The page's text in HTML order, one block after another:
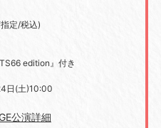
定/税込)
edition』付き
日(土)10:00
公演詳細